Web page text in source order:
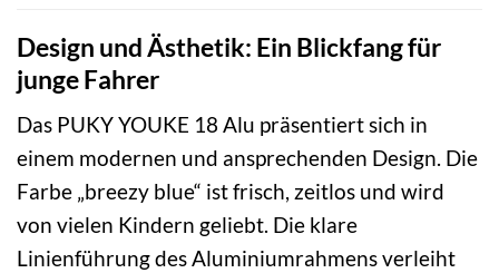
Design und Ästhetik: Ein Blickfang für
junge Fahrer
Das PUKY YOUKE 18 Alu präsentiert sich in
einem modernen und ansprechenden Design. Die
Farbe „breezy blue“ ist frisch, zeitlos und wird
von vielen Kindern geliebt. Die klare
Linienführung des Aluminiumrahmens verleiht